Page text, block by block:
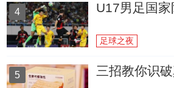
4 U17男足国
足球之夜
5 三招教你识